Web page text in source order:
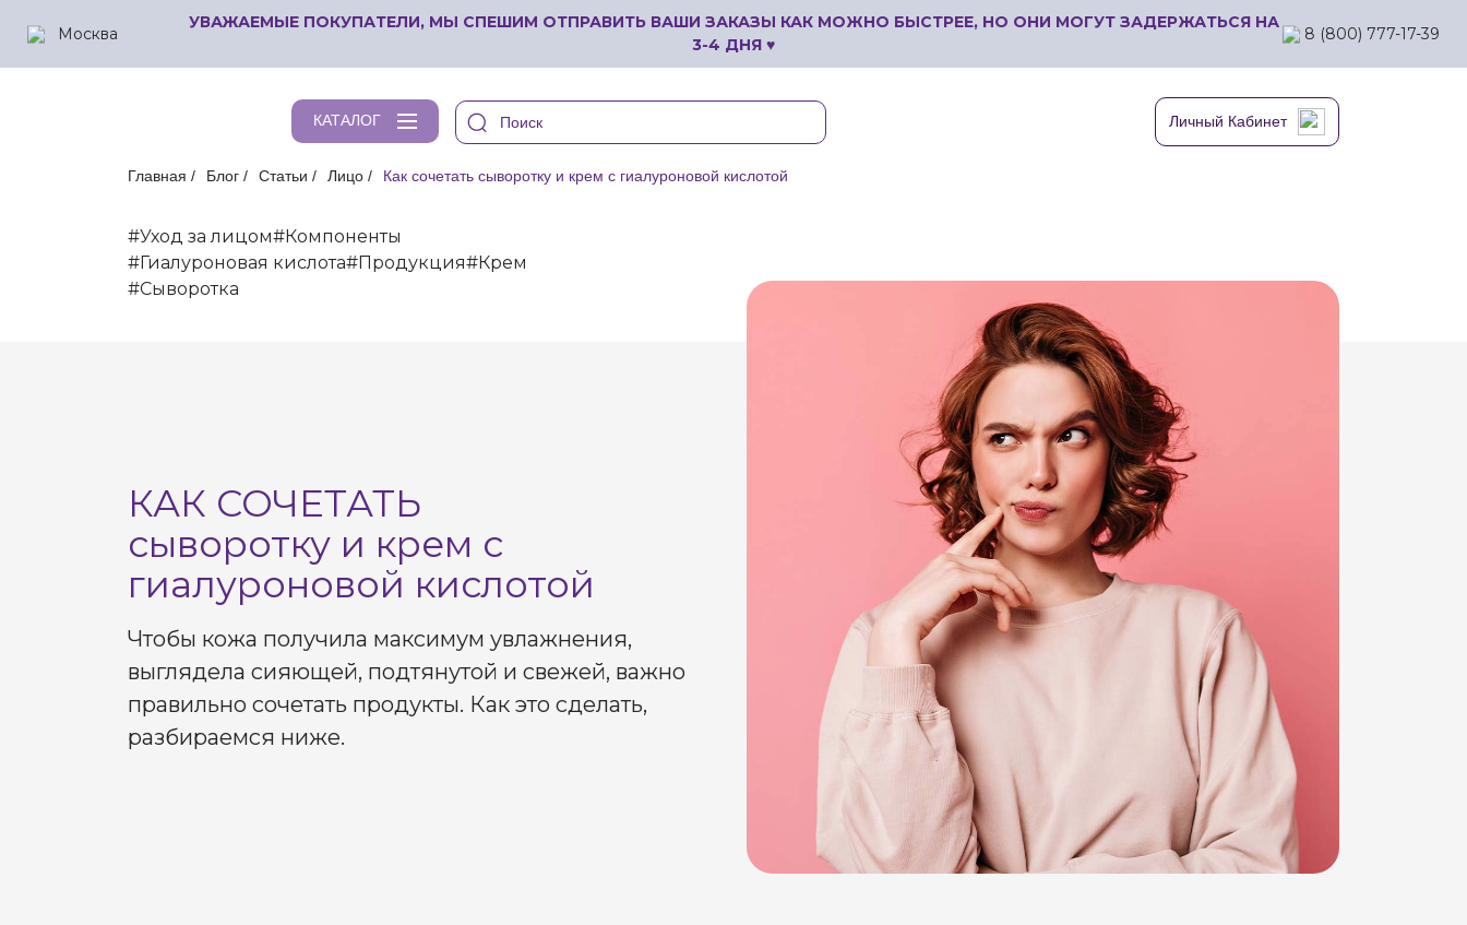
УВАЖАЕМЫЕ ПОКУПАТЕЛИ, МЫ СПЕШИМ ОТПРАВИТЬ ВАШИ ЗАКАЗЫ КАК МОЖНО БЫСТРЕЕ, НО ОНИ МОГУТ ЗАДЕРЖАТЬСЯ НА
3-4 ДНЯ ♥
Москва 8 (800) 777-17-39
КАТАЛОГ Личный Кабинет
Главная Блог Статьи Лицо Как сочетать сыворотку и крем с гиалуроновой кислотой
#Уход за лицом#Компоненты
#Гиалуроновая кислота#Продукция#Крем
#Сыворотка
КАК СОЧЕТАТЬ
сыворотку и крем с
гиалуроновой кислотой
Чтобы кожа получила максимум увлажнения,
выглядела сияющей, подтянутой и свежей, важно
правильно сочетать продукты. Как это сделать,
разбираемся ниже.